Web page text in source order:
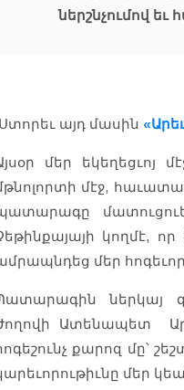
ներշնչումով
Ստորեւ այդ մասին
մեր եկեղեցւոյ
մէջ,
կողմէ,
մեր
ներկայ
Ատենապետ
քարոզ մը՝
մեր